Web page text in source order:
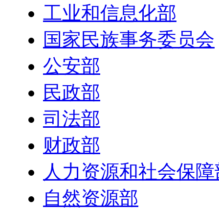
工业和信息化部
国家民族事务委员会
公安部
民政部
司法部
财政部
人力资源和社会保
自然资源部